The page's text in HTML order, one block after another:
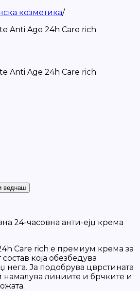
козметика/
Anti Age 24h Care rich
Anti Age 24h Care rich
веднаш
24-часовна анти-ејџ крема
Care rich е премиум крема за
која обезбедува
нега. Ја подобрува цврстината
намалува линиите и брчките и